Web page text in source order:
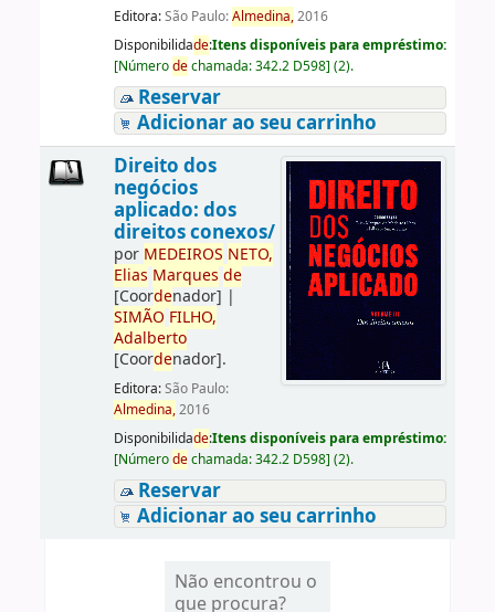
Editora:São Paulo:Almedina,2016
Disponibilidade:Itens disponíveis para empréstimo:
[Númerodechamada:342.2 D598] (2).
Reservar
Adicionar ao seu carrinho
Direito dos
negócios
aplicado: dos
direitos conexos/
por MEDEIROS NETO,
Elias Marques de
[Coordenador] |
SIMÃO FILHO,
Adalberto
[Coordenador].
Editora:São Paulo:
Almedina,2016
Disponibilidade:Itens disponíveis para empréstimo:
[Númerodechamada:342.2 D598] (2).
Reservar
Adicionar ao seu carrinho
Não encontrou o
que procura?